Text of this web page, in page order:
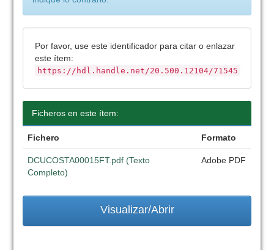
Por favor, use este identificador para citar o enlazar
este ítem:
https://hdl.handle.net/20.500.12104/71545
Ficheros en este ítem:
Fichero Formato
DCUCOSTA00015FT.pdf (Texto
Completo)
Adobe PDF
Visualizar/Abrir